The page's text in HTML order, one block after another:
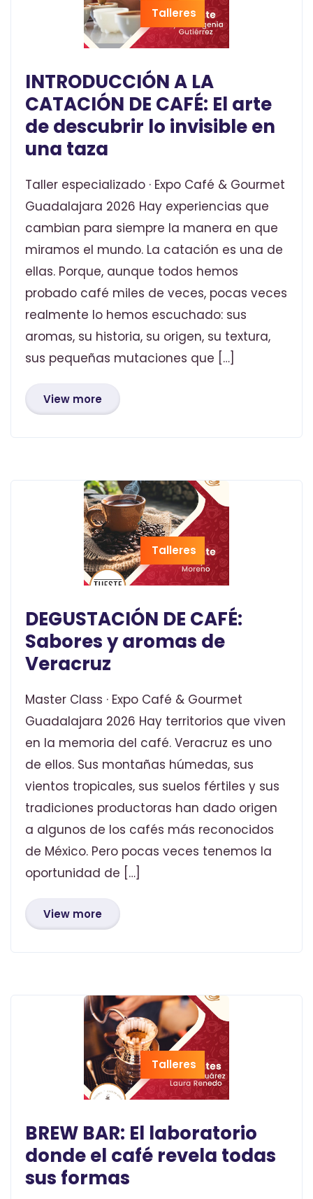
Talleres
INTRODUCCIÓN A LA
CATACIÓN DE CAFÉ: El arte
de descubrir lo invisible en
una taza
Taller especializado · Expo Café & Gourmet
Guadalajara 2026 Hay experiencias que
cambian para siempre la manera en que
miramos el mundo. La catación es una de
ellas. Porque, aunque todos hemos
probado café miles de veces, pocas veces
realmente lo hemos escuchado: sus
aromas, su historia, su origen, su textura,
sus pequeñas mutaciones que […]
View more
Talleres
DEGUSTACIÓN DE CAFÉ:
Sabores y aromas de
Veracruz
Master Class · Expo Café & Gourmet
Guadalajara 2026 Hay territorios que viven
en la memoria del café. Veracruz es uno
de ellos. Sus montañas húmedas, sus
vientos tropicales, sus suelos fértiles y sus
tradiciones productoras han dado origen
a algunos de los cafés más reconocidos
de México. Pero pocas veces tenemos la
oportunidad de […]
View more
Talleres
BREW BAR: El laboratorio
donde el café revela todas
sus formas